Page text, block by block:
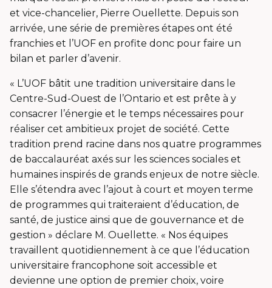
et vice-chancelier, Pierre Ouellette. Depuis son
arrivée, une série de premières étapes ont été
franchies et l’UOF en profite donc pour faire un
bilan et parler d’avenir.
« L’UOF bâtit une tradition universitaire dans le
Centre-Sud-Ouest de l’Ontario et est prête à y
consacrer l’énergie et le temps nécessaires pour
réaliser cet ambitieux projet de société. Cette
tradition prend racine dans nos quatre programmes
de baccalauréat axés sur les sciences sociales et
humaines inspirés de grands enjeux de notre siècle.
Elle s’étendra avec l’ajout à court et moyen terme
de programmes qui traiteraient d’éducation, de
santé, de justice ainsi que de gouvernance et de
gestion » déclare M. Ouellette. « Nos équipes
travaillent quotidiennement à ce que l’éducation
universitaire francophone soit accessible et
devienne une option de premier choix, voire